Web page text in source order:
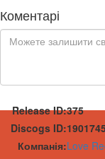
Коментарі
Release ID:375
Discogs ID:
Компанія:Love